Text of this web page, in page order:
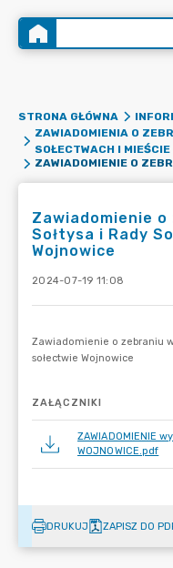
STRONA GŁÓWNA
ZAWIADOMIENIA O
SOŁECTWACH I MIEŚCIE
Zawiadomienie
Sołtysa i Rady
Wojnowice
2024-07-19 11:08
ZAŁĄCZNIKI
ZAWIADOMIENIE
WOJNOWICE.pdf
DRUKUJ ZAPISZ DO